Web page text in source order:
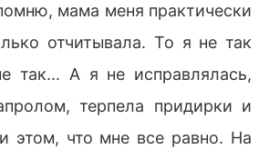
мама меня практически
отчитывала. То я не так
так... А я не исправлялась,
терпела придирки и
этом, что мне все равно. На